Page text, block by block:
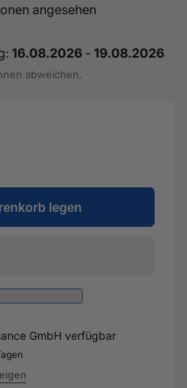
angesehen
16.08.2026 - 19.08.2026
abweichen.
legen
GmbH verfügbar